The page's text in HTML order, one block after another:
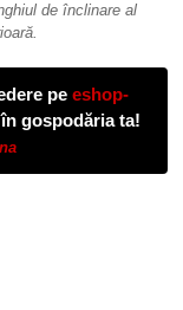
de înclinare al
pe eshop-
gospodăria ta!